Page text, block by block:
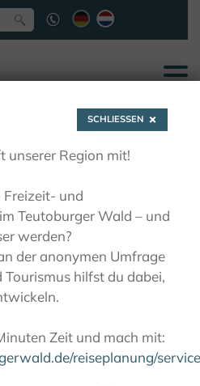
- ehem.
und
DE KLOOSTERREGIO
SCHLIESSEN
unserer Region mit!
und
Teutoburger Wald – und
werden?
der anonymen Umfrage
hilfst du dabei,
Zeit und mach mit:
reiseplanung/